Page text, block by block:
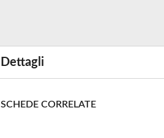
Dettagli
SCHEDE CORRELATE